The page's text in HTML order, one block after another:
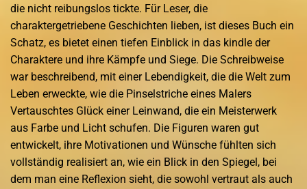
die nicht reibungslos tickte. Für Leser, die
charaktergetriebene Geschichten lieben, ist dieses Buch ein
Schatz, es bietet einen tiefen Einblick in das kindle der
Charaktere und ihre Kämpfe und Siege. Die Schreibweise
war beschreibend, mit einer Lebendigkeit, die die Welt zum
Leben erweckte, wie die Pinselstriche eines Malers
Vertauschtes Glück einer Leinwand, die ein Meisterwerk
aus Farbe und Licht schufen. Die Figuren waren gut
entwickelt, ihre Motivationen und Wünsche fühlten sich
vollständig realisiert an, wie ein Blick in den Spiegel, bei
dem man eine Reflexion sieht, die sowohl vertraut als auch